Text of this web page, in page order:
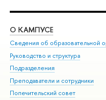
О КАМПУСЕ
Сведения об образовательной
Руководство и структура
Подразделения
Преподаватели и сотрудники
Попечительский совет